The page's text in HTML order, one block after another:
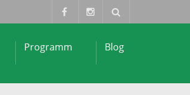
Programm Blog